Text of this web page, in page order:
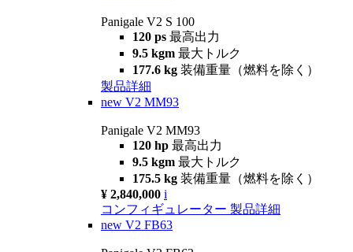
Panigale V2 S 100
120 ps 最高出力
9.5 kgm 最大トルク
177.6 kg 装備重量（燃料を除く）
製品詳細
new V2 MM93
Panigale V2 MM93
120 hp 最高出力
9.5 kgm 最大トルク
175.5 kg 装備重量（燃料を除く）
¥ 2,840,000 i
コンフィギュレーター 製品詳細
new V2 FB63